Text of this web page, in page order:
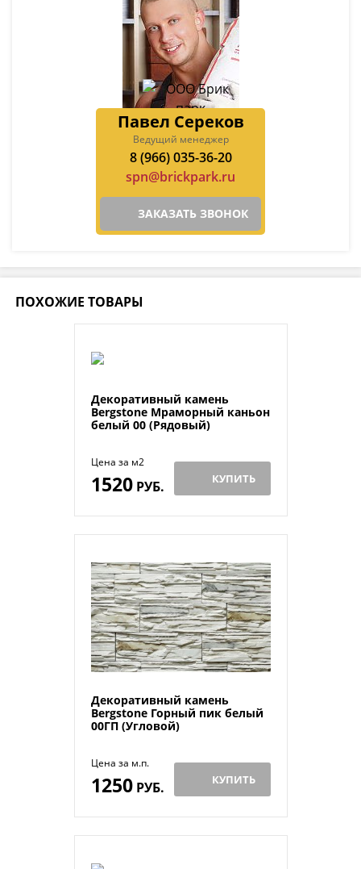
Павел Сереков
Ведущий менеджер
8 (966) 035-36-20
spn@brickpark.ru
ЗАКАЗАТЬ ЗВОНОК
ПОХОЖИЕ ТОВАРЫ
Декоративный камень
Bergstone Мраморный каньон
белый 00 (Рядовый)
Цена за м2
1520РУБ. КУПИТЬ
Декоративный камень
Bergstone Горный пик белый
00ГП (Угловой)
Цена за м.п.
1250РУБ. КУПИТЬ